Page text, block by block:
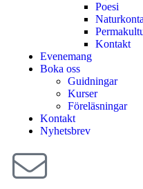
Poesi
Kontakt
Evenemang
Boka oss
Guidningar
Kurser
Föreläsningar
Kontakt
Nyhetsbrev